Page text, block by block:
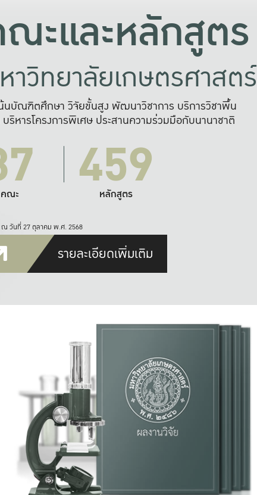
ะและหลักสูตร
าวิทยาลัยเกษตรศาสตร์
นบัณฑิตศึกษา วิจัยขั้นสูง พัฒนาวิชาการ บริการวิชาพื้น
ริหารโครงการพิเศษ ประสานความร่วมมือกับนานาชาติ
คณะ 459
หลักสูตร
วันที่ 27 ตุลาคม พ.ศ. 2568
รายละเอียดเพิ่มเติม